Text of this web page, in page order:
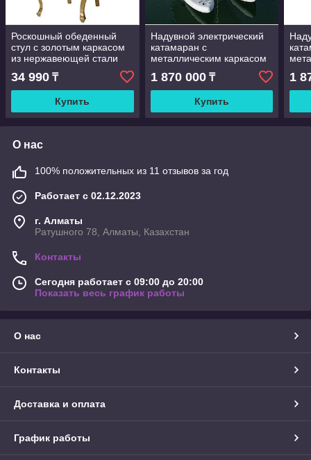
Роскошный обеденный
стул с золотым каркасом
из нержавеющей стали
для свадеб, банкетов и
мероприятий в отелях
34 990 ₸
Купить
Надувной электрический
катамаран с
металлическим каркасом
и плавучей палаткой для
курортов и парков для
рыбалки
1 870 000₸
Купить
1
О нас
100% положительных из 11 отзывов за год
Работает с 02.12.2023
г. Алматы
Ратушного 78, Алматы, Казахстан
Контакты
Сегодня работает с 09:00 до 20:00
Показать весь график работы
О нас
Контакты
Доставка и оплата
График работы